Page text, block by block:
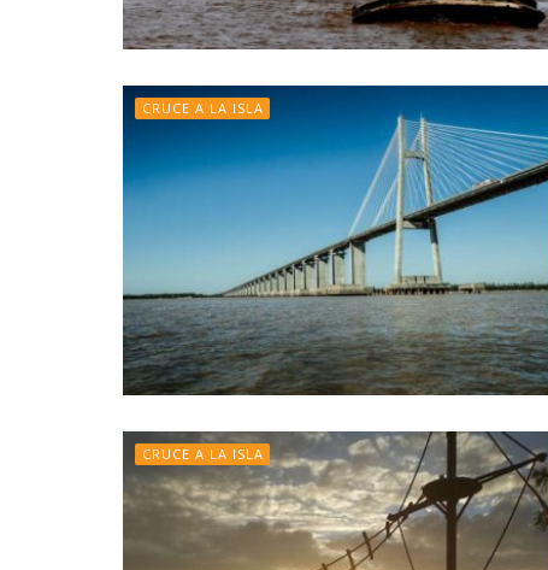
CRUCE A LA ISLA
CRUCE A LA ISLA